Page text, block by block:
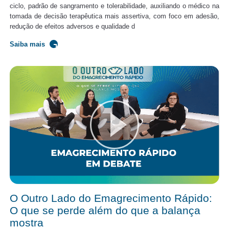
ciclo, padrão de sangramento e tolerabilidade, auxiliando o médico na
tomada de decisão terapêutica mais assertiva, com foco em adesão,
redução de efeitos adversos e qualidade d
Saiba mais
O Outro Lado do Emagrecimento Rápido:
O que se perde além do que a balança
mostra